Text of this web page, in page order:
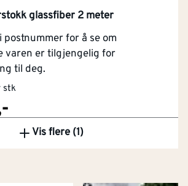
glassfiber 2 meter
postnummer for å se om
varen er tilgjengelig for
til deg.
stk
Vis flere (1)